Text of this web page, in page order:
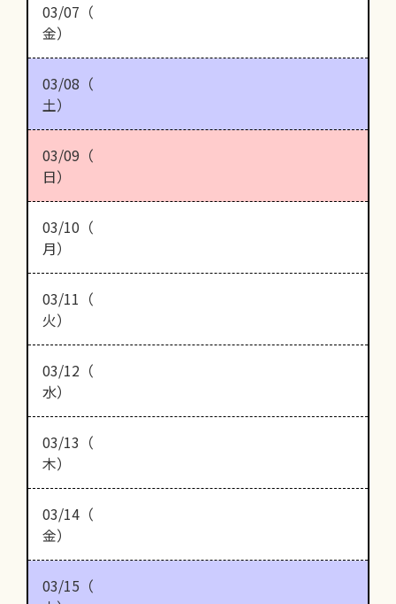
03/07（
金）
03/08（
土）
03/09（
日）
03/10（
月）
03/11（
火）
03/12（
水）
03/13（
木）
03/14（
金）
03/15（